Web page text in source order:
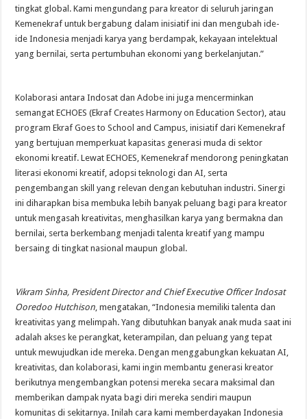
tingkat global. Kami mengundang para kreator di seluruh jaringan
Kemenekraf untuk bergabung dalam inisiatif ini dan mengubah ide-
ide Indonesia menjadi karya yang berdampak, kekayaan intelektual
yang bernilai, serta pertumbuhan ekonomi yang berkelanjutan.”
Kolaborasi antara Indosat dan Adobe ini juga mencerminkan
semangat ECHOES (Ekraf Creates Harmony on Education Sector), atau
program Ekraf Goes to School and Campus, inisiatif dari Kemenekraf
yang bertujuan memperkuat kapasitas generasi muda di sektor
ekonomi kreatif. Lewat ECHOES, Kemenekraf mendorong peningkatan
literasi ekonomi kreatif, adopsi teknologi dan AI, serta
pengembangan skill yang relevan dengan kebutuhan industri. Sinergi
ini diharapkan bisa membuka lebih banyak peluang bagi para kreator
untuk mengasah kreativitas, menghasilkan karya yang bermakna dan
bernilai, serta berkembang menjadi talenta kreatif yang mampu
bersaing di tingkat nasional maupun global.
Vikram Sinha, President Director and Chief Executive Officer Indosat
Ooredoo Hutchison, mengatakan, “Indonesia memiliki talenta dan
kreativitas yang melimpah. Yang dibutuhkan banyak anak muda saat ini
adalah akses ke perangkat, keterampilan, dan peluang yang tepat
untuk mewujudkan ide mereka. Dengan menggabungkan kekuatan AI,
kreativitas, dan kolaborasi, kami ingin membantu generasi kreator
berikutnya mengembangkan potensi mereka secara maksimal dan
memberikan dampak nyata bagi diri mereka sendiri maupun
komunitas di sekitarnya. Inilah cara kami memberdayakan Indonesia